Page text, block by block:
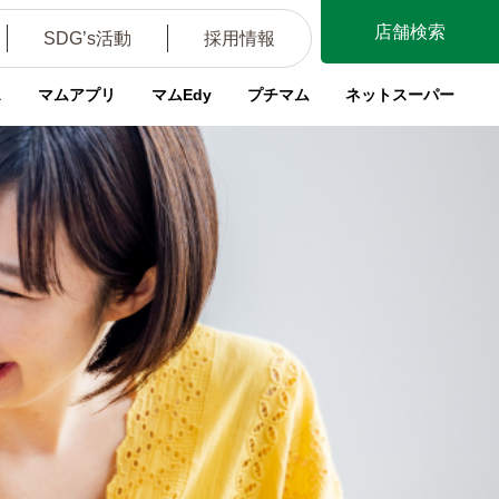
SDG’s活動 採用情報 店舗検索
マムアプリ マムEdy プチマム ネットスーパー